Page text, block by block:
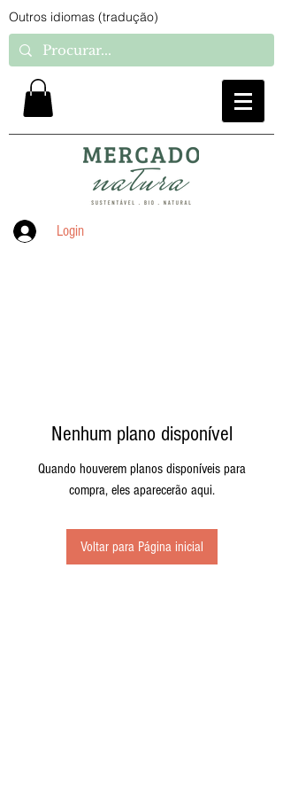
Outros idiomas (tradução)
Login
Nenhum plano disponível
Quando houverem planos disponíveis para
compra, eles aparecerão aqui.
Voltar para Página inicial